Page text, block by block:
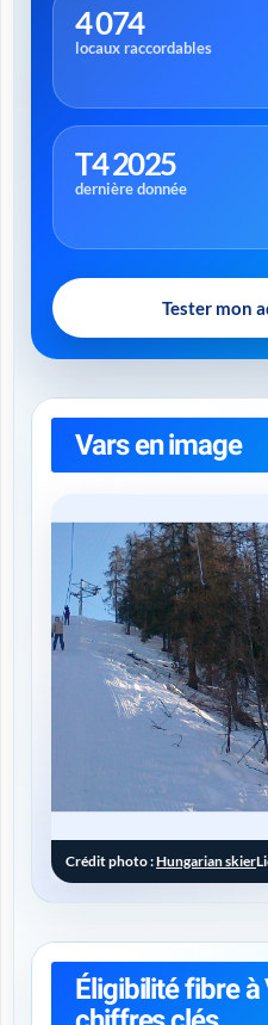
4 074
locaux raccordables
T4 2025
dernière donnée
Tester mon
Vars en image
Crédit photo :Hungarian skier
Éligibilité fibre à